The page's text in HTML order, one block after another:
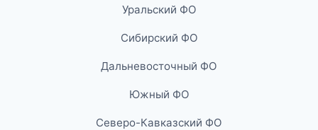
Уральский ФО
Сибирский ФО
Дальневосточный ФО
Южный ФО
Северо-Кавказский ФО